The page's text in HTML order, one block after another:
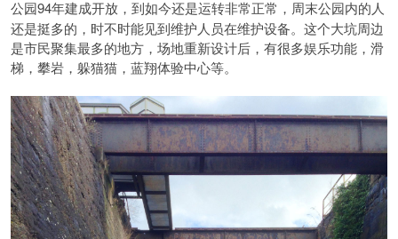
公园94年建成开放，到如今还是运转非常正常，周末公园内的人
还是挺多的，时不时能见到维护人员在维护设备。这个大坑周边
是市民聚集最多的地方，场地重新设计后，有很多娱乐功能，滑
梯，攀岩，躲猫猫，蓝翔体验中心等。